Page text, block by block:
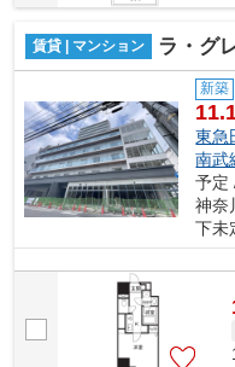
賃貸 | マンション ラ・グ
新築
東急
南武
予定
神奈
下未